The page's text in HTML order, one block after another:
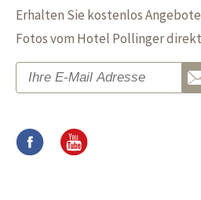
Erhalten Sie kostenlos
Fotos vom Hotel Pollinger